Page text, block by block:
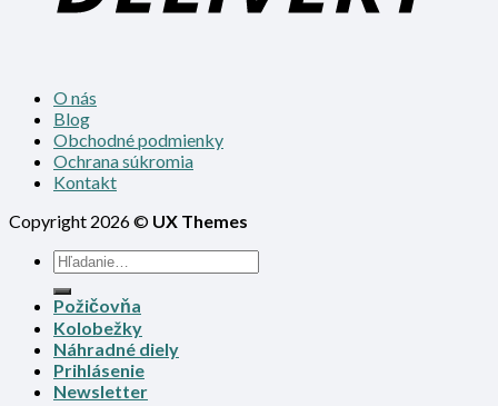
O nás
Blog
Obchodné podmienky
Ochrana súkromia
Kontakt
Copyright 2026 © UX Themes
Požičovňa
Kolobežky
Náhradné diely
Prihlásenie
Newsletter